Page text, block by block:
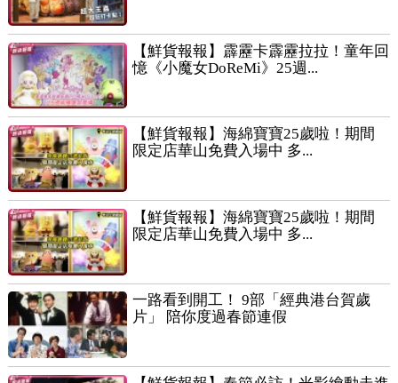
【鮮貨報報】霹靂卡霹靂拉拉！童年回
憶《小魔女DoReMi》25週...
【鮮貨報報】海綿寶寶25歲啦！期間
限定店華山免費入場中 多...
【鮮貨報報】海綿寶寶25歲啦！期間
限定店華山免費入場中 多...
一路看到開工！ 9部「經典港台賀歲
片」 陪你度過春節連假